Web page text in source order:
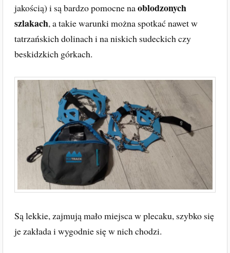
jakością) i są bardzo pomocne naoblodzonych
szlakach, a takie warunki można spotkać nawet w
tatrzańskich dolinach i na niskich sudeckich czy
beskidzkich górkach.
Są lekkie, zajmują mało miejsca w plecaku, szybko się
je zakłada i wygodnie się w nich chodzi.